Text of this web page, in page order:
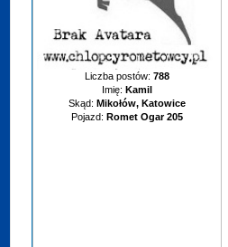
Liczba postów:788
Imię: Kamil
Skąd: Mikołów, Katowice
Pojazd: Romet Ogar 205